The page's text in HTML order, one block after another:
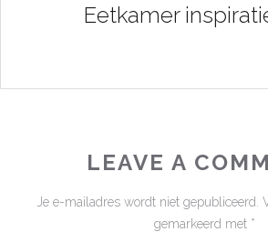
Eetkamer
LEAVE A
Je e-mailadres wordt niet gepubliceerd.
gemarkeerd met *